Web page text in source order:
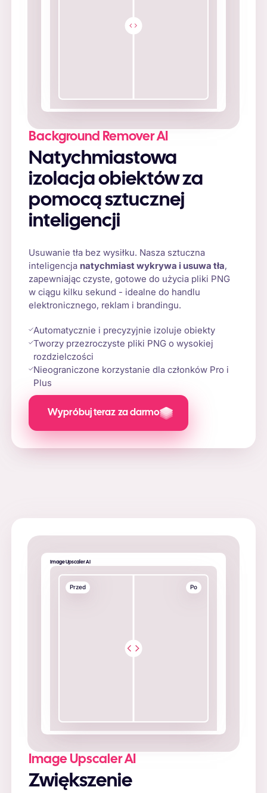
Background Remover AI
Natychmiastowa
izolacja obiektów za
pomocą sztucznej
inteligencji
Usuwanie tła bez wysiłku. Nasza sztuczna
inteligencja natychmiast wykrywa i usuwa tła,
zapewniając czyste, gotowe do użycia pliki PNG
w ciągu kilku sekund - idealne do handlu
elektronicznego, reklam i brandingu.
Automatycznie i precyzyjnie izoluje obiekty
Tworzy przezroczyste pliki PNG o wysokiej
rozdzielczości
Nieograniczone korzystanie dla członków Pro i
Plus
Wypróbuj teraz za darmo
Image Upscaler AI
Zwiększenie
Image Upscaler AI
Przed Po